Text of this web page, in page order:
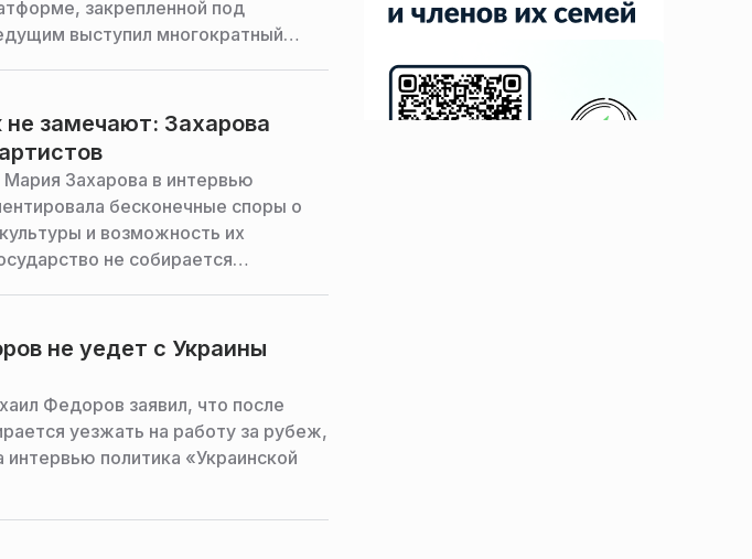
закрепленной под
выступил многократный
замечают: Захарова
Захарова в интервью
бесконечные споры о
и возможность их
не собирается
не уедет с Украины
Федоров заявил, что после
уезжать на работу за рубеж,
политика «Украинской